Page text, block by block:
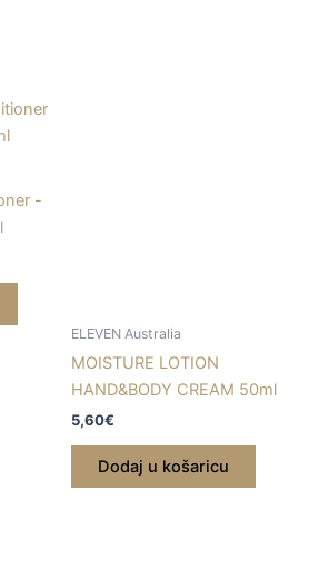
-
ELEVEN Australia
MOISTURE LOTION
HAND&BODY CREAM 50ml
5,60€
Dodaj u košaricu